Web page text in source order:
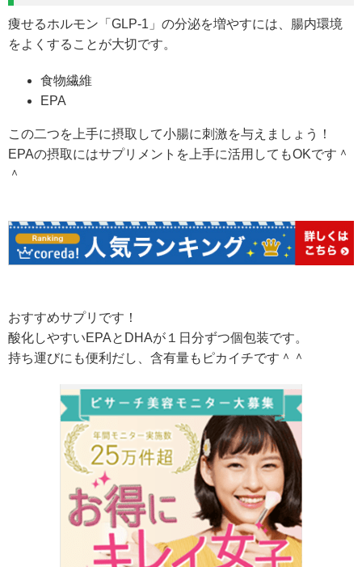
痩せるホルモン「GLP-1」の分泌を増やすには、腸内環境
をよくすることが大切です。
食物繊維
EPA
この二つを上手に摂取して小腸に刺激を与えましょう！
EPAの摂取にはサプリメントを上手に活用してもOKです＾
＾
おすすめサプリです！
酸化しやすいEPAとDHAが１日分ずつ個包装です。
持ち運びにも便利だし、含有量もピカイチです＾＾